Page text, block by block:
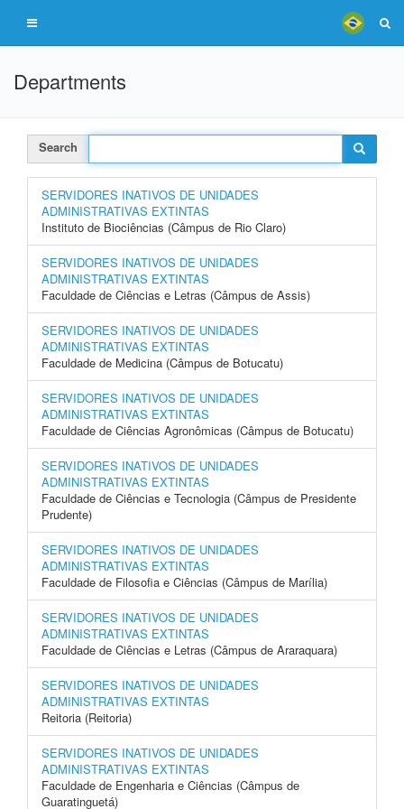
Departments
Search
SERVIDORES INATIVOS DE UNIDADES
ADMINISTRATIVAS EXTINTAS
Instituto de Biociências (Câmpus de Rio Claro)
SERVIDORES INATIVOS DE UNIDADES
ADMINISTRATIVAS EXTINTAS
Faculdade de Ciências e Letras (Câmpus de Assis)
SERVIDORES INATIVOS DE UNIDADES
ADMINISTRATIVAS EXTINTAS
Faculdade de Medicina (Câmpus de Botucatu)
SERVIDORES INATIVOS DE UNIDADES
ADMINISTRATIVAS EXTINTAS
Faculdade de Ciências Agronômicas (Câmpus de Botucatu)
SERVIDORES INATIVOS DE UNIDADES
ADMINISTRATIVAS EXTINTAS
Faculdade de Ciências e Tecnologia (Câmpus de Presidente
Prudente)
SERVIDORES INATIVOS DE UNIDADES
ADMINISTRATIVAS EXTINTAS
Faculdade de Filosofia e Ciências (Câmpus de Marília)
SERVIDORES INATIVOS DE UNIDADES
ADMINISTRATIVAS EXTINTAS
Faculdade de Ciências e Letras (Câmpus de Araraquara)
SERVIDORES INATIVOS DE UNIDADES
ADMINISTRATIVAS EXTINTAS
Reitoria (Reitoria)
SERVIDORES INATIVOS DE UNIDADES
ADMINISTRATIVAS EXTINTAS
Faculdade de Engenharia e Ciências (Câmpus de
Guaratinguetá)